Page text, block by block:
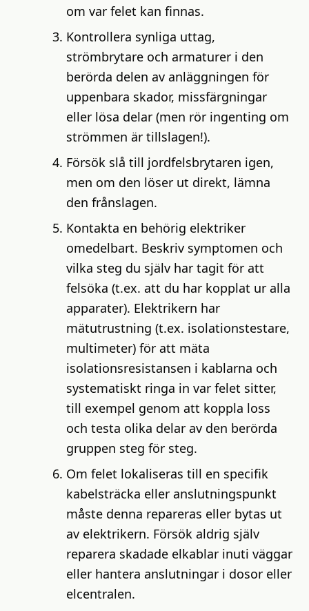
om var felet kan finnas.
Kontrollera synliga uttag,
strömbrytare och armaturer i den
berörda delen av anläggningen för
uppenbara skador, missfärgningar
eller lösa delar (men rör ingenting om
strömmen är tillslagen!).
Försök slå till jordfelsbrytaren igen,
men om den löser ut direkt, lämna
den frånslagen.
Kontakta en behörig elektriker
omedelbart. Beskriv symptomen och
vilka steg du själv har tagit för att
felsöka (t.ex. att du har kopplat ur alla
apparater). Elektrikern har
mätutrustning (t.ex. isolationstestare,
multimeter) för att mäta
isolationsresistansen i kablarna och
systematiskt ringa in var felet sitter,
till exempel genom att koppla loss
och testa olika delar av den berörda
gruppen steg för steg.
Om felet lokaliseras till en specifik
kabelsträcka eller anslutningspunkt
måste denna repareras eller bytas ut
av elektrikern. Försök aldrig själv
reparera skadade elkablar inuti väggar
eller hantera anslutningar i dosor eller
elcentralen.